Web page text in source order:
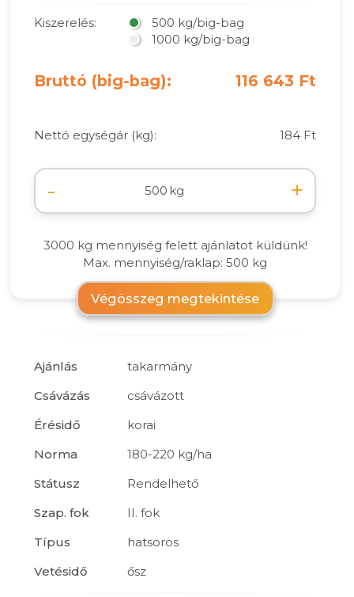
Kiszerelés:
500 kg/big-bag
1000 kg/big-bag
Bruttó (big-bag): 116 643 Ft
Nettó egységár (kg): 184 Ft
- kg +
3000 kg mennyiség felett ajánlatot küldünk!
Max. mennyiség/raklap: 500 kg
Végösszeg megtekintése
Ajánlás
takarmány
Csávázás
csávázott
Érésidő
korai
Norma
180-220 kg/ha
Státusz
Rendelhető
Szap. fok
II. fok
Típus
hatsoros
Vetésidő
ősz